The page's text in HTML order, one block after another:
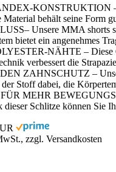
KONSTRUKTION –
Material behält seine Form
Unsere MMA shorts
bietet ein angenehmes
NÄHTE – Diese
verbessert die
ZAHNSCHUTZ –
Stoff dabei, die
MEHR
Schlitze können Sie
zzgl. Versandkosten